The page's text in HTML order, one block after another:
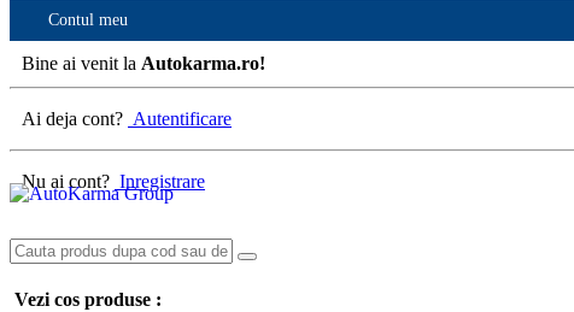
Contul meu
Bine ai venit la Autokarma.ro!
Ai deja cont? Autentificare
Nu ai cont? Inregistrare
Vezi cos produse :